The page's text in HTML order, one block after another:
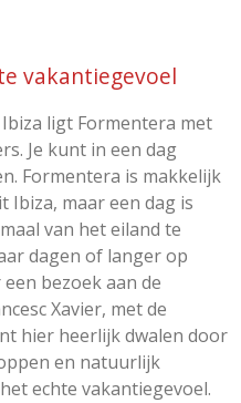
vakantiegevoel
ligt Formentera met
Je kunt in een dag
Formentera is makkelijk
Ibiza, maar een dag is
van het eiland te
dagen of langer op
bezoek aan de
Xavier, met de
hier heerlijk dwalen door
en natuurlijk
echte vakantiegevoel.